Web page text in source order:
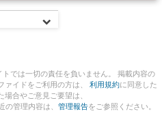
では一切の責任を負いません。 掲載内容の
ァイドをご利用の方は、 利用規約に同意した
合やご意見ご要望は、
の管理内容は、 管理報告をご参照ください。